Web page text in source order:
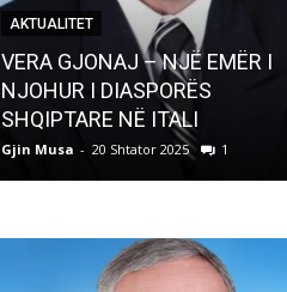
AKTUALITET
VERA GJONAJ – NJË EMËR I
NJOHUR I DIASPORËS
SHQIPTARE NË ITALI
Gjin Musa - 20 Shtator 2025 1